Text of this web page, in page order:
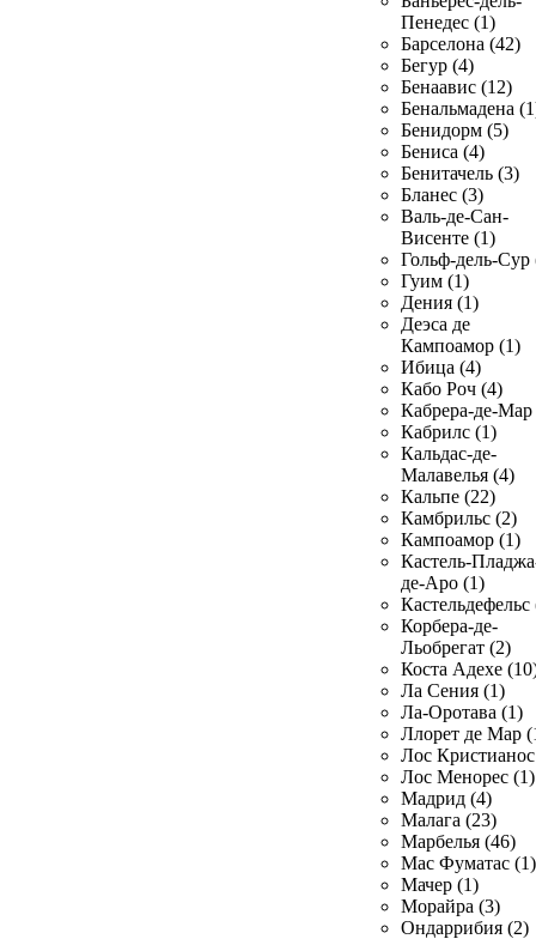
Пенедес (1)
Барселона (42)
Бегур (4)
Бенаавис (12)
Бенальмадена
Бенидорм (5)
Бениса (4)
Бенитачель (3)
Бланес (3)
Валь-де-Сан-
Висенте (1)
Гольф-дель-Сур
Гуим (1)
Дения (1)
Деэса де
Кампоамор (1)
Ибица (4)
Кабо Роч (4)
Кабрера-де-Мар
Кабрилс (1)
Кальдас-де-
Малавелья (4)
Кальпе (22)
Камбрильс (2)
Кампоамор (1)
Кастель-
де-Аро (1)
Кастельдефельс
Корбера-де-
Льобрегат (2)
Коста Адехе
Ла Сения (1)
Ла-Оротава (1)
Ллорет де Мар
Лос
Лос Менорес (1)
Мадрид (4)
Малага (23)
Марбелья (46)
Мас Фуматас (1)
Мачер (1)
Морайра (3)
Ондаррибия (2)